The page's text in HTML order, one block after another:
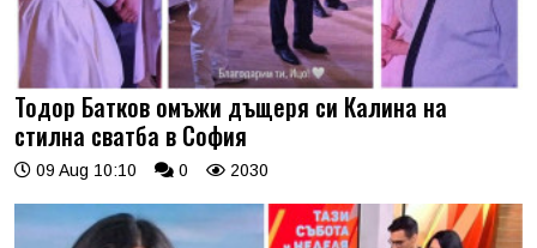
Тодор Батков омъжи дъщеря си Калина на
стилна сватба в София
09 Aug 10:10 0 2030